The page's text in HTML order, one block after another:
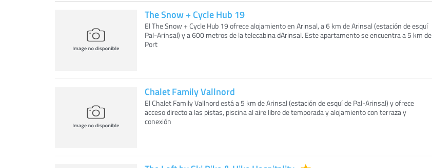
The Snow + Cycle Hub 19
El The Snow + Cycle Hub 19 ofrece alojamiento en Arinsal, a 6 km de Arinsal (estación de esquí
Pal-Arinsal) y a 600 metros de la telecabina dArinsal. Este apartamento se encuentra a 5 km de
Port
Chalet Family Vallnord
El Chalet Family Vallnord está a 5 km de Arinsal (estación de esquí de Pal-Arinsal) y ofrece
acceso directo a las pistas, piscina al aire libre de temporada y alojamiento con terraza y
conexión